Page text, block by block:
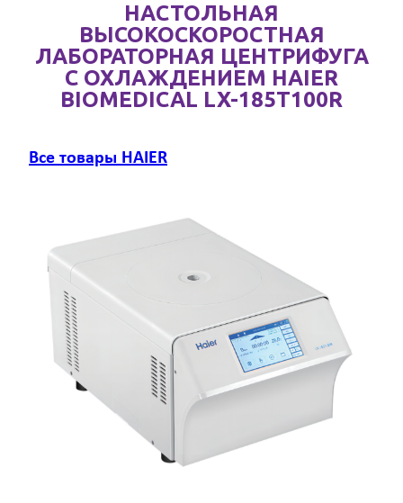
НАСТОЛЬНАЯ
ВЫСОКОСКОРОСТНАЯ
ЛАБОРАТОРНАЯ ЦЕНТРИФУГА
С ОХЛАЖДЕНИЕМ HAIER
BIOMEDICAL LX-185T100R
Все товары HAIER